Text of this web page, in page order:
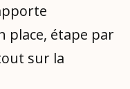
place, étape par
sur la